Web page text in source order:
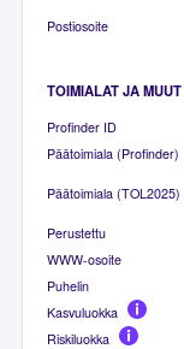
Postiosoite
TOIMIALAT JA
Profinder ID
Päätoimiala (Profinder)
Päätoimiala (TOL2025)
Perustettu
WWW-osoite
Puhelin
Kasvuluokka
Riskiluokka